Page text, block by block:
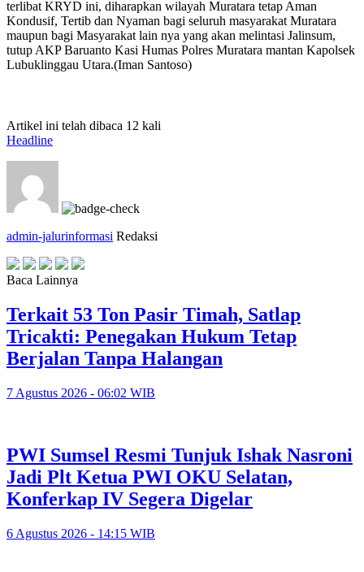
terlibat KRYD ini, diharapkan wilayah Muratara tetap Aman
Kondusif, Tertib dan Nyaman bagi seluruh masyarakat Muratara
maupun bagi Masyarakat lain nya yang akan melintasi Jalinsum,
tutup AKP Baruanto Kasi Humas Polres Muratara mantan Kapolsek
Lubuklinggau Utara.(Iman Santoso)
Artikel ini telah dibaca 12 kali
Headline
admin-jalurinformasi Redaksi
Baca Lainnya
Terkait 53 Ton Pasir Timah, Satlap
Tricakti: Penegakan Hukum Tetap
Berjalan Tanpa Halangan
7 Agustus 2026 - 06:02 WIB
PWI Sumsel Resmi Tunjuk Ishak Nasroni
Jadi Plt Ketua PWI OKU Selatan,
Konferkap IV Segera Digelar
6 Agustus 2026 - 14:15 WIB